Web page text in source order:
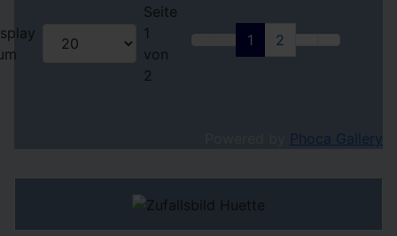
Seite
1
von
2
1 2
Phoca Gallery